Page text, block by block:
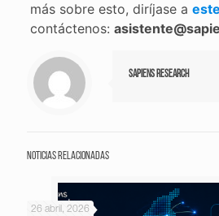
más sobre esto, diríjase a
contáctenos:
Sapiens Research
Noticias relacionadas
26 abril, 2026